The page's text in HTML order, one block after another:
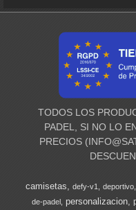
TODOS LOS
PADEL, SI NO LO
PRECIOS (
camisetas defy-v1 deportivo
de-padel
personalizacion